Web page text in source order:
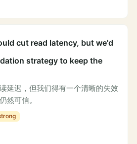
cut read latency, but we'd
strategy to keep the
延迟，但我们得有一个清晰的失效
然可信。